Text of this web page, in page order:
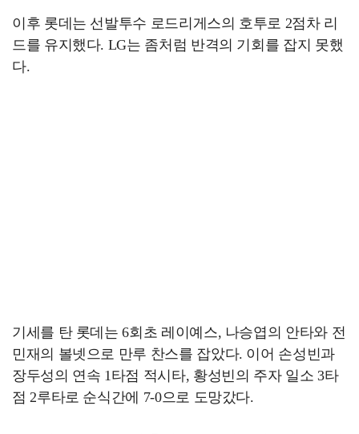
이후 롯데는 선발투수 로드리게스의 호투로 2점차 리
드를 유지했다. LG는 좀처럼 반격의 기회를 잡지 못했
다.
기세를 탄 롯데는 6회초 레이예스, 나승엽의 안타와 전
민재의 볼넷으로 만루 찬스를 잡았다. 이어 손성빈과
장두성의 연속 1타점 적시타, 황성빈의 주자 일소 3타
점 2루타로 순식간에 7-0으로 도망갔다.